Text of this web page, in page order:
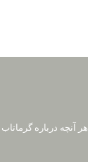
هر آنچه درباره گرماتاب